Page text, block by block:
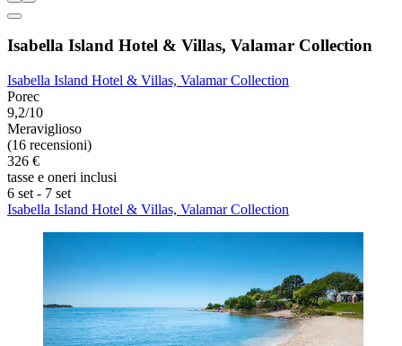
Isabella Island Hotel & Villas, Valamar Collection
Isabella Island Hotel & Villas, Valamar Collection
Porec
9,2/10
Meraviglioso
(16 recensioni)
326 €
tasse e oneri inclusi
6 set - 7 set
Isabella Island Hotel & Villas, Valamar Collection